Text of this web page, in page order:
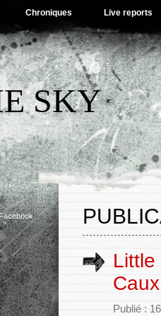
Chroniques Live reports
SKY
Publié :